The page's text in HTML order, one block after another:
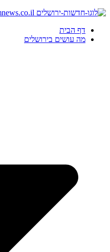
דף הבית
מה עושים בירושלים